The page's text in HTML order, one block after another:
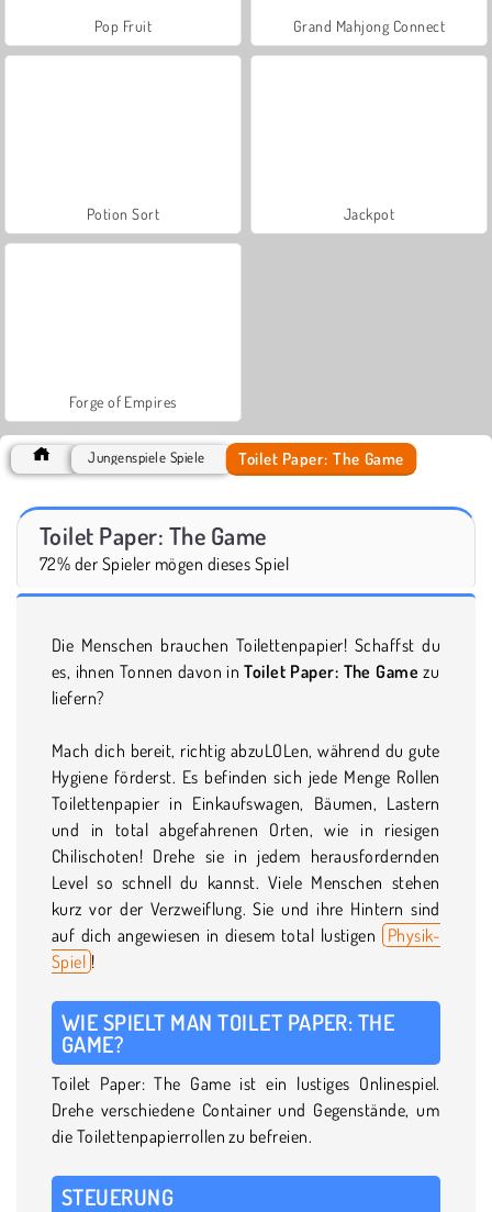
Pop Fruit Grand Mahjong Connect
Potion Sort Jackpot
Forge of Empires
Jungenspiele Spiele Toilet Paper: The Game
Toilet Paper: The Game
72% der Spieler mögen dieses Spiel
Die Menschen brauchen Toilettenpapier! Schaffst du
es, ihnen Tonnen davon inToilet Paper: The Game zu
liefern?
Mach dich bereit, richtig abzuLOLen, während du gute
Hygiene förderst. Es befinden sich jede Menge Rollen
Toilettenpapier in Einkaufswagen, Bäumen, Lastern
und in total abgefahrenen Orten, wie in riesigen
Chilischoten! Drehe sie in jedem herausfordernden
Level so schnell du kannst. Viele Menschen stehen
kurz vor der Verzweiflung. Sie und ihre Hintern sind
auf dich angewiesen in diesem total lustigen
Physik-
Spiel !
WIE SPIELT MAN TOILET PAPER: THE
GAME?
Toilet Paper: The Game ist ein lustiges Onlinespiel.
Drehe verschiedene Container und Gegenstände, um
die Toilettenpapierrollen zu befreien.
STEUERUNG